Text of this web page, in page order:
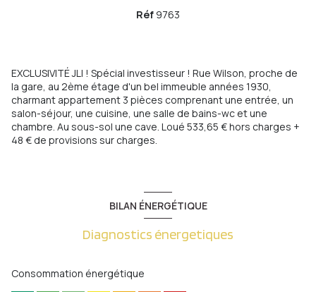
Réf 9763
EXCLUSIVITÉ JLI ! Spécial investisseur ! Rue Wilson, proche de
la gare, au 2ème étage d'un bel immeuble années 1930,
charmant appartement 3 pièces comprenant une entrée, un
salon-séjour, une cuisine, une salle de bains-wc et une
chambre. Au sous-sol une cave. Loué 533,65 € hors charges +
48 € de provisions sur charges.
BILAN ÉNERGÉTIQUE
Diagnostics énergetiques
Consommation énergétique